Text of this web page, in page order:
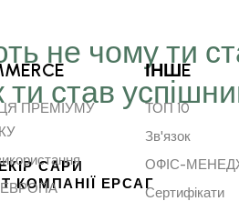
не чому ти
став
САРИ
КОМПАНІЇ ЕРСАГ
ПРЕМІУМУ
ІНШE
ТОП 10
Зв'язок
ОФІС-
Сертифікати